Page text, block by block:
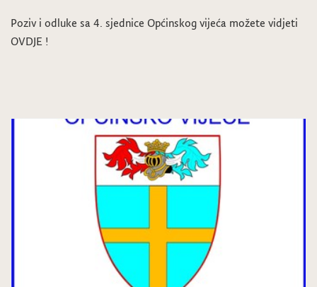
Poziv i odluke sa 4. sjednice Općinskog vijeća možete vidjeti
OVDJE !